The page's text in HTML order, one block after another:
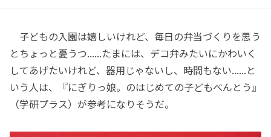
子どもの入園は嬉しいけれど、毎日の弁当づくりを思う
とちょっと憂うつ......たまには、デコ弁みたいにかわいく
してあげたいけれど、器用じゃないし、時間もない......と
いう人は、『にぎりっ娘。のはじめての子どもべんとう』
（学研プラス）が参考になりそうだ。